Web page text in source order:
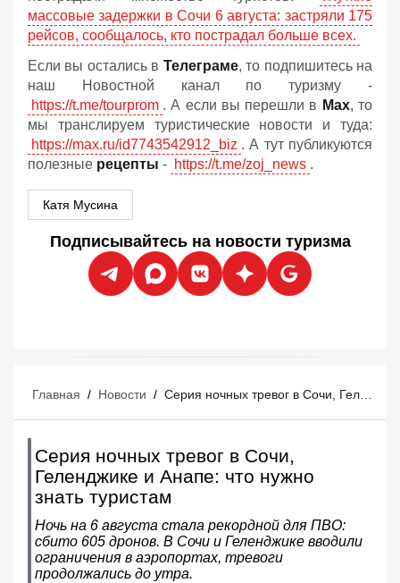
массовые задержки в Сочи 6 августа: застряли 175
рейсов, сообщалось, кто пострадал больше всех.
Если вы остались в Телеграме, то подпишитесь на
наш Новостной канал по туризму -
https://t.me/tourprom . А если вы перешли в Мах, то
мы транслируем туристические новости и туда:
https://max.ru/id7743542912_biz . А тут публикуются
полезные рецепты - https://t.me/zoj_news .
Катя Мусина
Подписывайтесь на новости туризма
Главная / Новости / Серия ночных тревог в Сочи, Геленджике и Анапе: что нужно знать туристам
Серия ночных тревог в Сочи,
Геленджике и Анапе: что нужно
знать туристам
Ночь на 6 августа стала рекордной для ПВО:
сбито 605 дронов. В Сочи и Геленджике вводили
ограничения в аэропортах, тревоги
продолжались до утра.